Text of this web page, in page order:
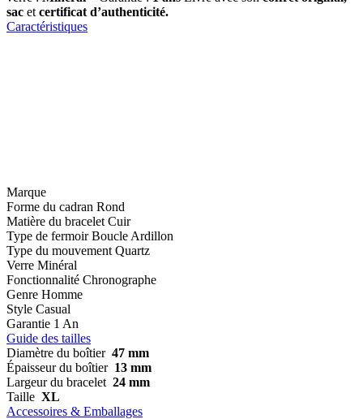
sac et certificat d’authenticité.
Caractéristiques
Marque
Forme du cadran Rond
Matière du bracelet Cuir
Type de fermoir Boucle Ardillon
Type du mouvement Quartz
Verre Minéral
Fonctionnalité Chronographe
Genre Homme
Style Casual
Garantie 1 An
Guide des tailles
Diamètre du boîtier 47 mm
Épaisseur du boîtier 13 mm
Largeur du bracelet 24 mm
Taille XL
Accessoires & Emballages